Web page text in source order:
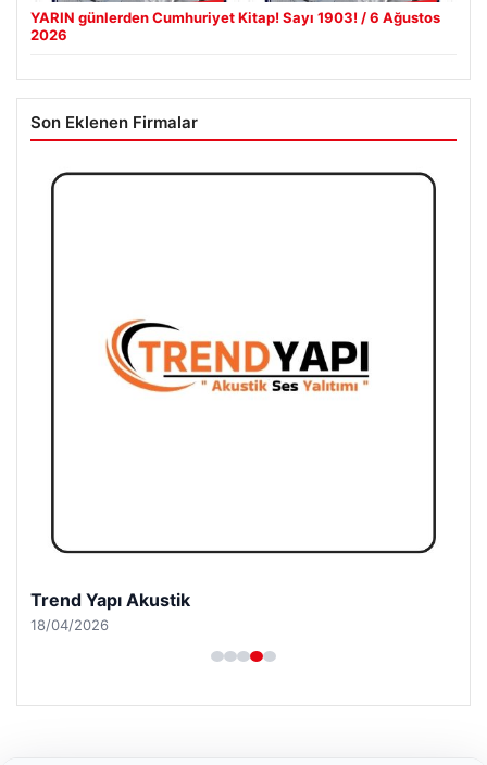
YARIN günlerden Cumhuriyet Kitap! Sayı 1903! / 6 Ağustos
2026
Son Eklenen Firmalar
Trend Yapı Akustik
18/04/2026